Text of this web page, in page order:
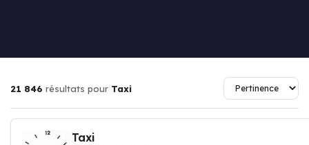
21 846 résultats pour Taxi
Taxi